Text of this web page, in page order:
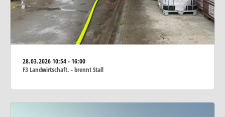
28.03.202610:54 - 16:00
F3 Landwirtschaft. - brennt Stall